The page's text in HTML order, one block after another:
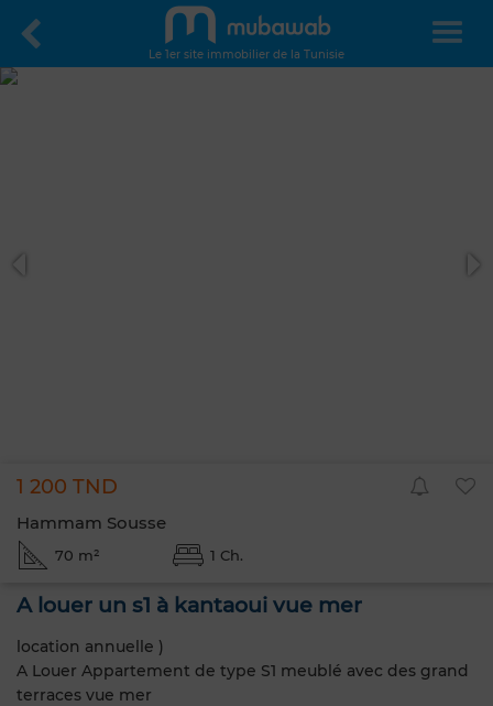
Le 1er site immobilier de la Tunisie
1 200 TND
Hammam Sousse
70 m² 1 Ch.
A louer un s1 à kantaoui vue mer
location annuelle )
A Louer Appartement de type S1 meublé avec des grand
terraces vue mer